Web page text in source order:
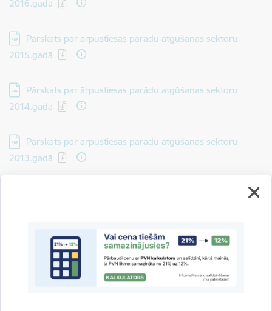
2016.gadā
Lejupielādēt:
Pārskats par ārpustiesas parādu atgūšanas sektoru
2015.gadā
Lejupielādēt:
Pārskats par ārpustiesas parādu atgūšanas sektoru
2014.gadā
Lejupielādēt:
Pārskats par ārpustiesas parādu atgūšanas sektoru
2013.gadā